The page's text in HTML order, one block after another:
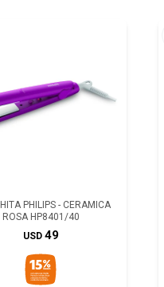
PHILIPS - CERAMICA
ROSA HP8401/40
USD 49